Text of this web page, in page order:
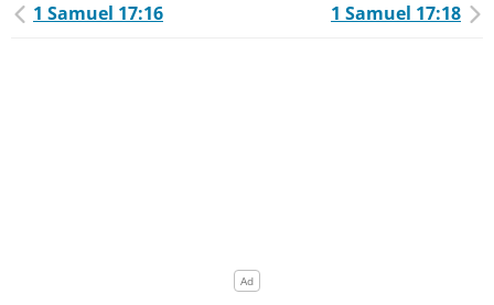
1 Samuel 17:16 1 Samuel 17:18